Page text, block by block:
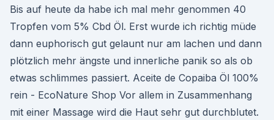
Bis auf heute da habe ich mal mehr genommen 40
Tropfen vom 5% Cbd Öl. Erst wurde ich richtig müde
dann euphorisch gut gelaunt nur am lachen und dann
plötzlich mehr ängste und innerliche panik so als ob
etwas schlimmes passiert. Aceite de Copaiba Öl 100%
rein - EcoNature Shop Vor allem in Zusammenhang
mit einer Massage wird die Haut sehr gut durchblutet.